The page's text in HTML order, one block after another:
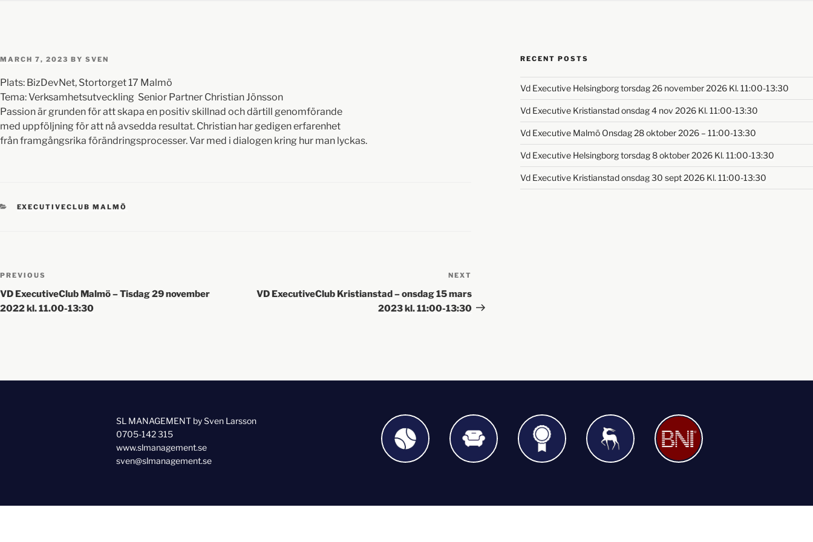
MARCH 7, 2023 BY SVEN
Plats: BizDevNet, Stortorget 17 Malmö
Tema: Verksamhetsutveckling Senior Partner Christian Jönsson
Passion är grunden för att skapa en positiv skillnad och därtill genomförande
med uppföljning för att nå avsedda resultat. Christian har gedigen erfarenhet
från framgångsrika förändringsprocesser. Var med i dialogen kring hur man lyckas.
EXECUTIVECLUB MALMÖ
PREVIOUS
VD ExecutiveClub Malmö – Tisdag 29 november
2022 kl. 11.00-13:30
NEXT
VD ExecutiveClub Kristianstad – onsdag 15 mars
2023 kl. 11:00-13:30
RECENT POSTS
Vd Executive Helsingborg torsdag 26 november 2026 Kl. 11:00-13:30
Vd Executive Kristianstad onsdag 4 nov 2026 Kl. 11:00-13:30
Vd Executive Malmö Onsdag 28 oktober 2026 – 11:00-13:30
Vd Executive Helsingborg torsdag 8 oktober 2026 Kl. 11:00-13:30
Vd Executive Kristianstad onsdag 30 sept 2026 Kl. 11:00-13:30
SL MANAGEMENT by Sven Larsson
0705-142 315
www.slmanagement.se
sven@slmanagement.se